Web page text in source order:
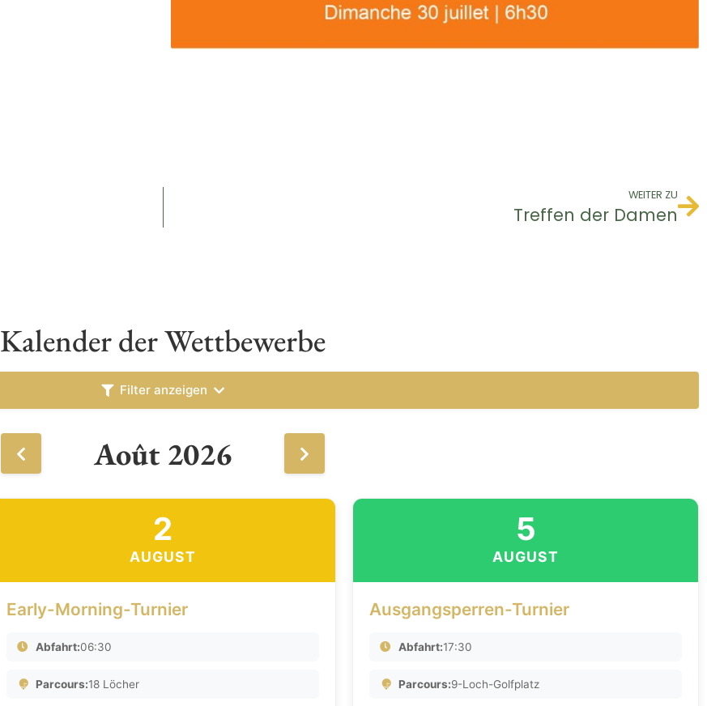
WEITER ZU
Treffen der Damen
Kalender der Wettbewerbe
Filter anzeigen
Août 2026
2
AUGUST
Early-Morning-Turnier
Abfahrt:06:30
Parcours:18 Löcher
5
AUGUST
Ausgangsperren-Turnier
Abfahrt:17:30
Parcours:9-Loch-Golfplatz